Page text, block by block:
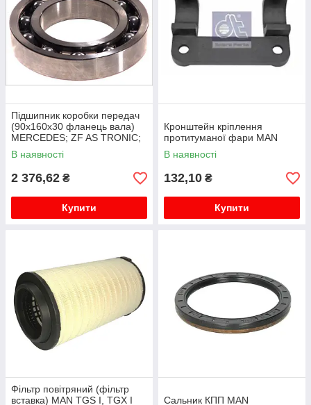
Підшипник коробки передач
(90x160x30 фланець вала)
MERCEDES; ZF AS TRONIC;
ECOSPLIT; ECOSPLIT I;
ECOSPLIT II; ECOSPLIT III;
ECO...
В наявності
2 376,62 ₴
Купити
Кронштейн кріплення
протитуманої фари MAN
В наявності
132,10 ₴
Купити
Фільтр повітряний (фільтр
вставка) MAN TGS I, TGX I
Сальник КПП MAN